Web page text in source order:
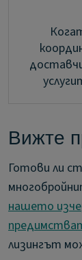
Вижте
Готови ли
нашето
лизингът